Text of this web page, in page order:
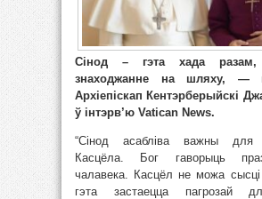
Сінод – гэта хада разам,
знаходжанне на шляху, —
Архіепіскап Кентэрберыйскі
ў інтэрв’ю Vatican News.
“Сінод асабліва важны для
Касцёла. Бог гаворыць
чалавека. Касцёл не можа
гэта застаецца пагрозай